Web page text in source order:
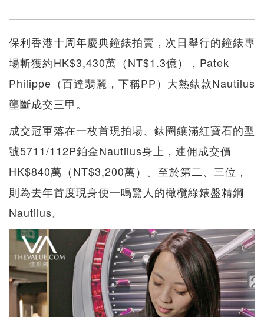
保利香港十周年慶典鐘錶拍賣，次日舉行的鐘錶專
場斬獲約HK$3,430萬（NT$1.3億），Patek
Philippe（百達翡麗，下稱PP）大熱錶款Nautilus
壟斷成交三甲。
成交冠軍落在一枚首現拍場、錶圈鑲滿紅寶石的型
號5711/112P鉑金Nautilus身上，連佣成交價
HK$840萬（NT$3,200萬）。至於第二、三位，
則為去年首度現身便一鳴驚人的橄欖綠錶盤精鋼
Nautilus。